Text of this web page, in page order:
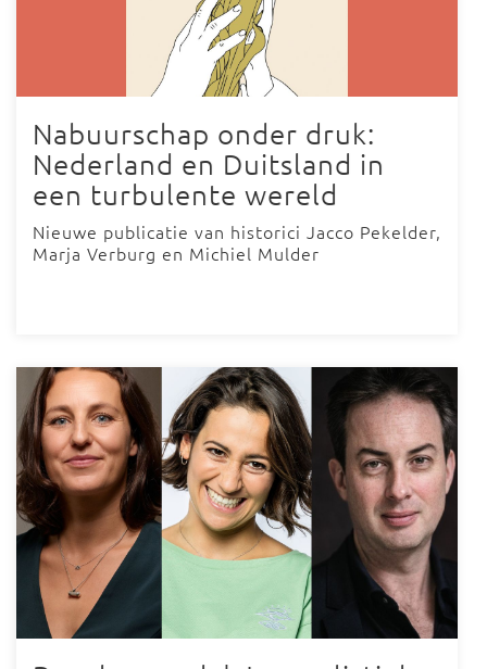
Nabuurschap onder druk:
Nederland en Duitsland in
een turbulente wereld
Nieuwe publicatie van historici Jacco Pekelder,
Marja Verburg en Michiel Mulder